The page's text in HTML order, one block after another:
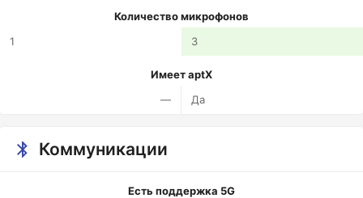
Количество микрофонов
1
3
Имеет aptX
—
Да
Коммуникации
Есть поддержка 5G